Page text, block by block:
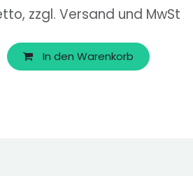
zzgl. Versand und MwSt
In den Warenkorb